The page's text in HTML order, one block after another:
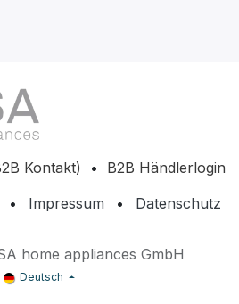
Kontakt) • B2B Händlerlogin
• Impressum • Datenschutz
home appliances GmbH
Deutsch